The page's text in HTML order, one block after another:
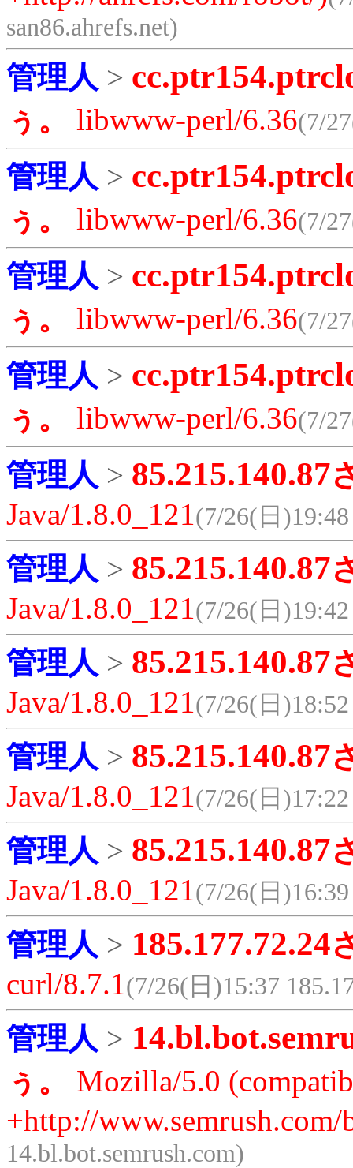
san86.ahrefs.net)
管理人 >
ぅ。 libwww-perl/6.36(7/
管理人 >
ぅ。 libwww-perl/6.36(7/
管理人 >
ぅ。 libwww-perl/6.36(7/
管理人 >
ぅ。 libwww-perl/6.36(7/
管理人 > 85.215.140.87
Java/1.8.0_121(7/26(日
管理人 > 85.215.140.87
Java/1.8.0_121(7/26(日
管理人 > 85.215.140.87
Java/1.8.0_121(7/26(日
管理人 > 85.215.140.87
Java/1.8.0_121(7/26(日
管理人 > 85.215.140.87
Java/1.8.0_121(7/26(日
管理人 > 185.177.72.24
curl/8.7.1(7/26(日)15:37
管理人 >
ぅ。
Mozilla/5.0
+http://
14.bl.bot.semrush.com)